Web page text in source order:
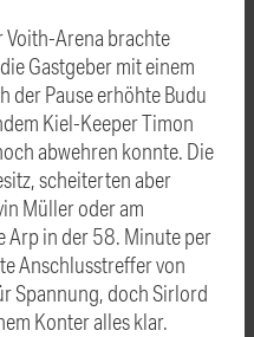
Arena brachte
Gastgeber mit einem
der Pause erhöhte Budu
Kiel-Keeper Timon
abwehren konnte. Die
scheiterten aber
Müller oder am
Arp in der 58. Minute per
Anschlusstreffer von
Spannung, doch Sirlord
Konter alles klar.